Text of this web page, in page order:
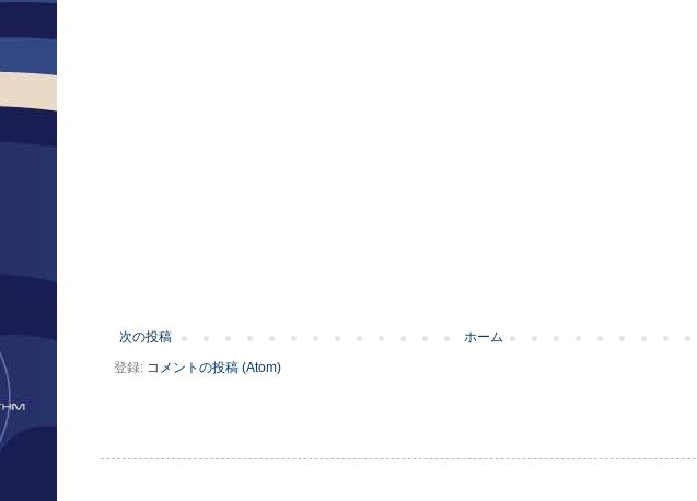
次の投稿
ホーム
登録: コメントの投稿 (Atom)